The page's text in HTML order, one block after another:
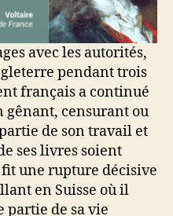
avec les autorités,
pendant trois
français a continué
censurant ou
de son travail et
ses livres soient
une rupture décisive
en Suisse où il
partie de sa vie